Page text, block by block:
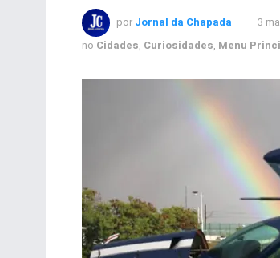
por Jornal da Chapada
3
no Cidades, Curiosidades, Menu